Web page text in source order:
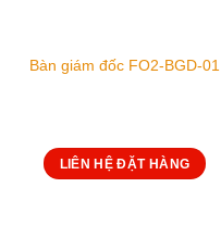
Bàn giám đốc FO2-BGD-01
LIÊN HỆ ĐẶT HÀNG